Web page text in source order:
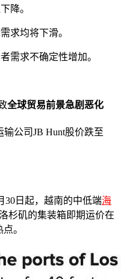
降。
求均将下滑。
需求不确定性增加。
全球贸易前景急剧恶化
公司JB Hunt股价跌至
30日起，越南的中低端海
杉矶的集装箱即期运价在
。